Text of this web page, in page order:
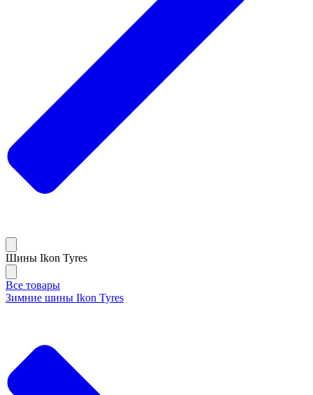
Шины Ikon Tyres
Все товары
Зимние шины Ikon Tyres